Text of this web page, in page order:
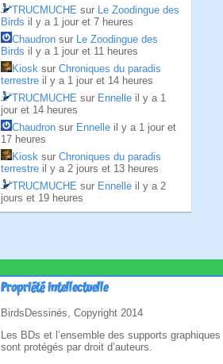
TRUCMUCHE sur Le Zoodingue des
Birds il y a 1 jour et 7 heures
Chaudron sur Le Zoodingue des
Birds il y a 1 jour et 11 heures
Kiosk sur Chroniques du paradis
terrestre il y a 1 jour et 14 heures
TRUCMUCHE sur Ennelle il y a 1
jour et 14 heures
Chaudron sur Ennelle il y a 1 jour et
17 heures
Kiosk sur Chroniques du paradis
terrestre il y a 2 jours et 13 heures
TRUCMUCHE sur Ennelle il y a 2
jours et 19 heures
Propriété intellectuelle
BirdsDessinés, Copyright 2014
Les BDs et l’ensemble des supports graphiques
sont protégés par droit d’auteurs.